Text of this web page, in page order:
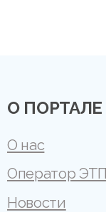
О ПОРТАЛЕ
О нас
Оператор ЭТП
Новости